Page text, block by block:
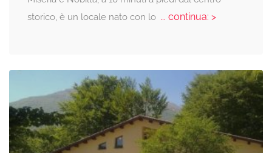
storico, è un locale nato con lo... continua: >